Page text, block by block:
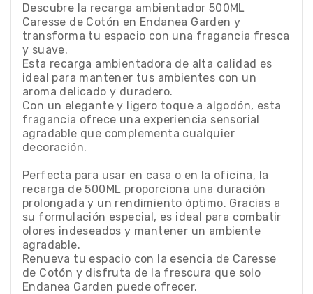
Descubre la recarga ambientador 500ML
Caresse de Cotón en Endanea Garden y
transforma tu espacio con una fragancia fresca
y suave.
Esta recarga ambientadora de alta calidad es
ideal para mantener tus ambientes con un
aroma delicado y duradero.
Con un elegante y ligero toque a algodón, esta
fragancia ofrece una experiencia sensorial
agradable que complementa cualquier
decoración.
Perfecta para usar en casa o en la oficina, la
recarga de 500ML proporciona una duración
prolongada y un rendimiento óptimo. Gracias a
su formulación especial, es ideal para combatir
olores indeseados y mantener un ambiente
agradable.
Renueva tu espacio con la esencia de Caresse
de Cotón y disfruta de la frescura que solo
Endanea Garden puede ofrecer.